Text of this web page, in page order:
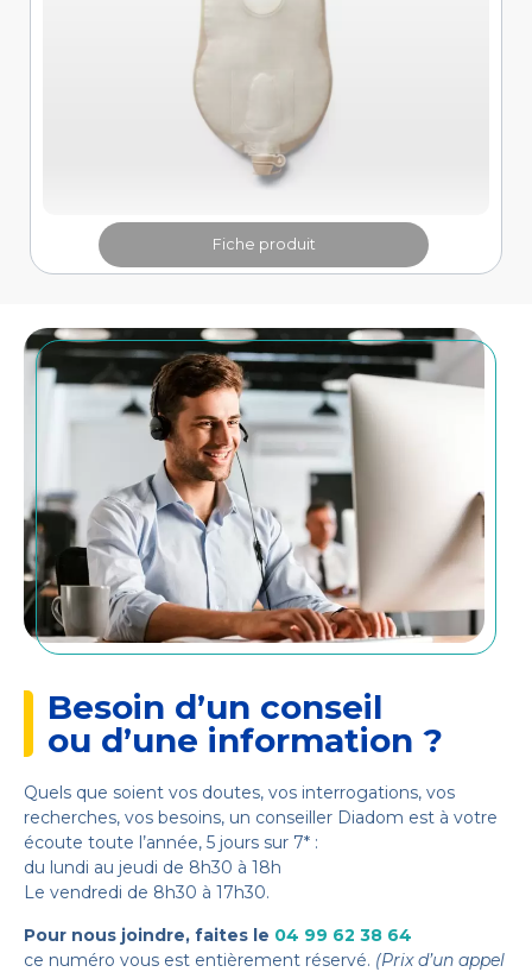
Fiche produit
Besoin d’un conseil
ou d’une information ?
Quels que soient vos doutes, vos interrogations, vos
recherches, vos besoins, un conseiller Diadom est à votre
écoute toute l’année, 5 jours sur 7* :
du lundi au jeudi de 8h30 à 18h
Le vendredi de 8h30 à 17h30.
Pour nous joindre, faites le 04 99 62 38 64
ce numéro vous est entièrement réservé. (Prix d’un appel